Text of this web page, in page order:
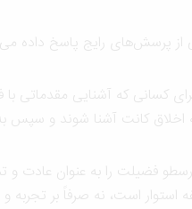
از پرسش‌های رایج پاسخ داده
کسانی که آشنایی مقدماتی
کانت آشنا شوند و سپس به
ارسطو فضیلت را به عنوان عادت
است، نه صرفاً بر تجربه و